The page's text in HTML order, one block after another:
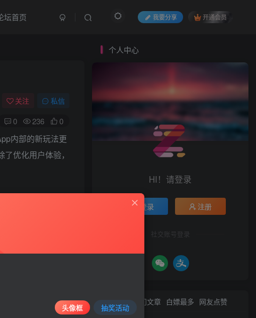
坛首页 我要分享 开通会员
关注 私信
0 236 0
内部的新玩法更
优化用户体验，
门同城信息流里
聚合内容，让直
时主播最多可
以及付费场景，
个人中心
HI！请登录
登录 注册
社交账号登录
热门文章 白嫖最多 网友点赞
头像框 抽奖活动